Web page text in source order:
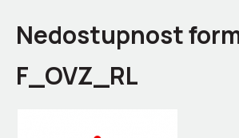
Nedostupnost
F_OVZ_RL